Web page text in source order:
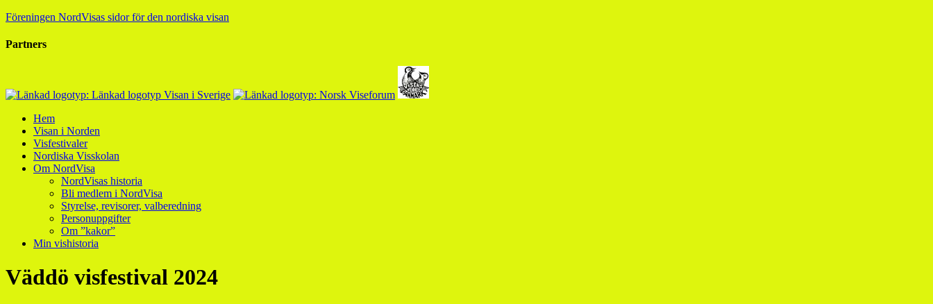
Föreningen NordVisas sidor för den nordiska visan
Partners
Hem
Visan i Norden
Visfestivaler
Nordiska Visskolan
Om NordVisa
NordVisas historia
Bli medlem i NordVisa
Styrelse, revisorer, valberedning
Personuppgifter
Om ”kakor”
Min vishistoria
Väddö visfestival 2024